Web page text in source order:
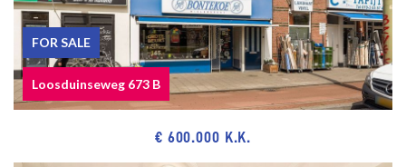
FOR SALE
Loosduinseweg 673 B
€ 600.000 K.K.